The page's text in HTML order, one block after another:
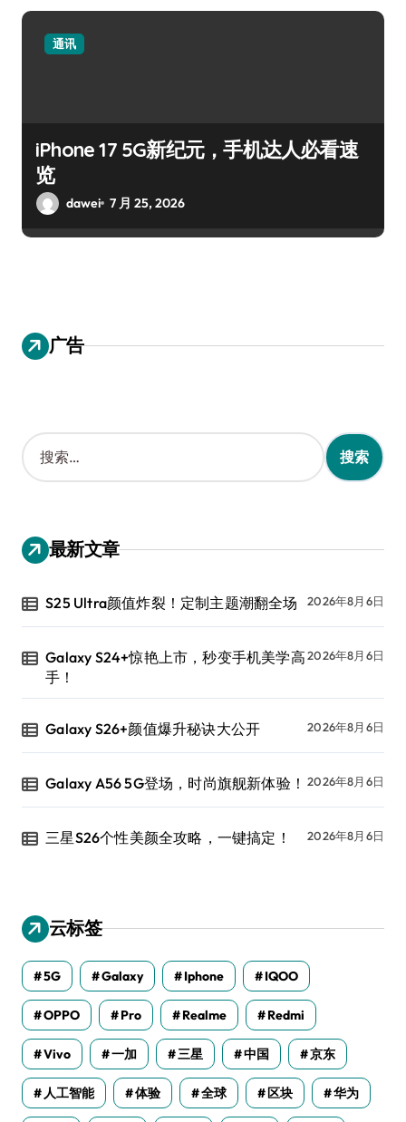
通讯
iPhone 17 5G新纪元，手机达人必看速
览
dawei 7 月 25, 2026
广告
搜
索
：
最新文章
S25 Ultra颜值炸裂！定制主题潮翻全场 2026年8月6日
Galaxy S24+惊艳上市，秒变手机美学高
手！
2026年8月6日
Galaxy S26+颜值爆升秘诀大公开 2026年8月6日
Galaxy A56 5G登场，时尚旗舰新体验！ 2026年8月6日
三星S26个性美颜全攻略，一键搞定！ 2026年8月6日
云标签
5G Galaxy Iphone IQOO
OPPO Pro Realme Redmi
Vivo 一加 三星 中国 京东
人工智能 体验 全球 区块 华为